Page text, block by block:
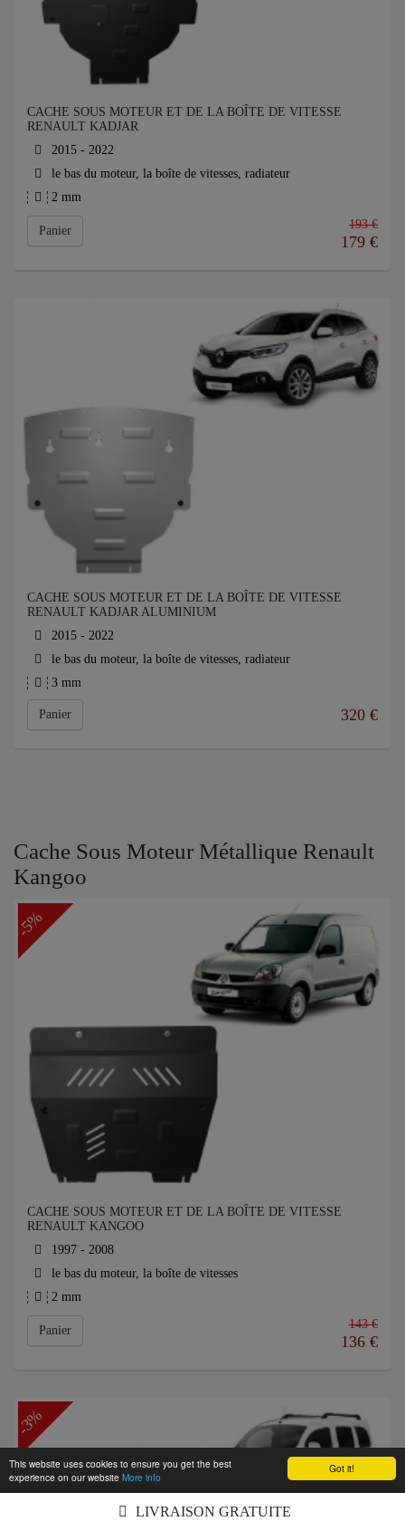
Got it!
This website uses cookies to ensure you get the best
experience on our website More info
CACHE SOUS MOTEUR ET DE LA BOÎTE DE VITESSE
RENAULT KADJAR
2015 - 2022
le bas du moteur, la boîte de vitesses, radiateur
2 mm
Panier 193 €
179 €
CACHE SOUS MOTEUR ET DE LA BOÎTE DE VITESSE
RENAULT KADJAR ALUMINIUM
2015 - 2022
le bas du moteur, la boîte de vitesses, radiateur
3 mm
Panier 320 €
Cache Sous Moteur Métallique Renault
Kangoo
-5%
CACHE SOUS MOTEUR ET DE LA BOÎTE DE VITESSE
RENAULT KANGOO
1997 - 2008
le bas du moteur, la boîte de vitesses
2 mm
Panier 143 €
136 €
-3%
LIVRAISON GRATUITE